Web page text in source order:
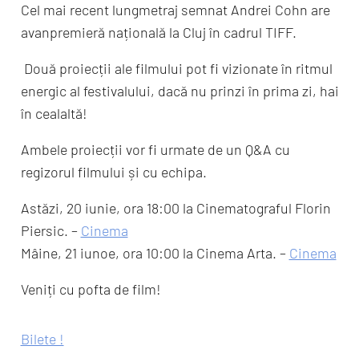
Cel mai recent lungmetraj semnat Andrei Cohn are
avanpremieră națională la Cluj în cadrul TIFF.
Două proiecții ale filmului pot fi vizionate în ritmul
energic al festivalului, dacă nu prinzi în prima zi, hai
în cealaltă!
Ambele proiecții vor fi urmate de un Q&A cu
regizorul filmului și cu echipa.
Astăzi, 20 iunie, ora 18:00 la Cinematograful Florin
Piersic. – Cinema
Mâine, 21 iunoe, ora 10:00 la Cinema Arta. – Cinema
Veniți cu pofta de film!
Bilete !